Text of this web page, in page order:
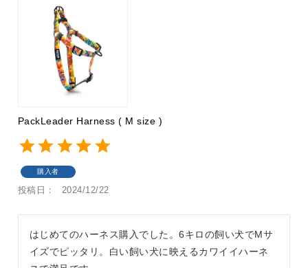
PackLeader Harness ( M size )
購入者
投稿日 2024/12/22
はじめてのハーネス購入でした。6キロの飼い犬でMサ
イズでピッタリ。白い飼い犬に映えるカワイイハーネ